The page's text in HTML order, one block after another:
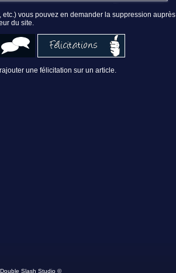
vous pouvez en demander la suppression auprès
du site.
une félicitation sur un article.
Double Slash Studio ©